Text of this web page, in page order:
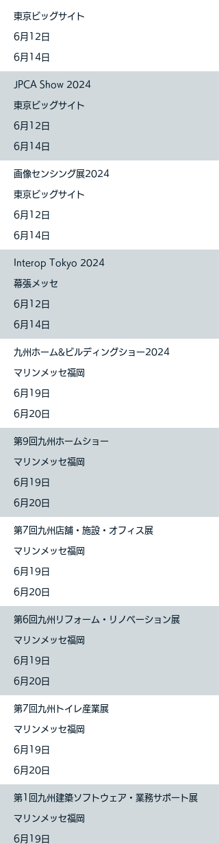
東京ビッグサイト
6月12日
6月14日
JPCA Show 2024
東京ビッグサイト
6月12日
6月14日
画像センシング展2024
東京ビッグサイト
6月12日
6月14日
Interop Tokyo 2024
幕張メッセ
6月12日
6月14日
九州ホーム&ビルディングショー2024
マリンメッセ福岡
6月19日
6月20日
第9回九州ホームショー
マリンメッセ福岡
6月19日
6月20日
第7回九州店舗・施設・オフィス展
マリンメッセ福岡
6月19日
6月20日
第6回九州リフォーム・リノベーション展
マリンメッセ福岡
6月19日
6月20日
第7回九州トイレ産業展
マリンメッセ福岡
6月19日
6月20日
第1回九州建築ソフトウェア・業務サポート展
マリンメッセ福岡
6月19日